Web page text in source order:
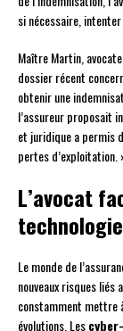
si nécessaire,
Maître Martin,
dossier récent
obtenir une
l’assureur proposait
et juridique a permis
pertes d’exploitation.
L’avocat
Le monde de
nouveaux risques liés
constamment mettre
évolutions. Les